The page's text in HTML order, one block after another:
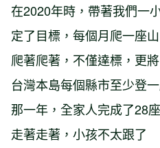
在2020年時，帶著我們一
定了目標，每個月爬一座山
爬著爬著，不僅達標，更
台灣本島每個縣市至少登
那一年，全家人完成了28
走著走著，小孩不太跟了